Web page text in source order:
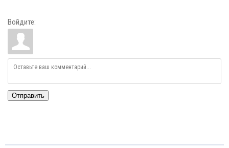
Войдите:
Отправить